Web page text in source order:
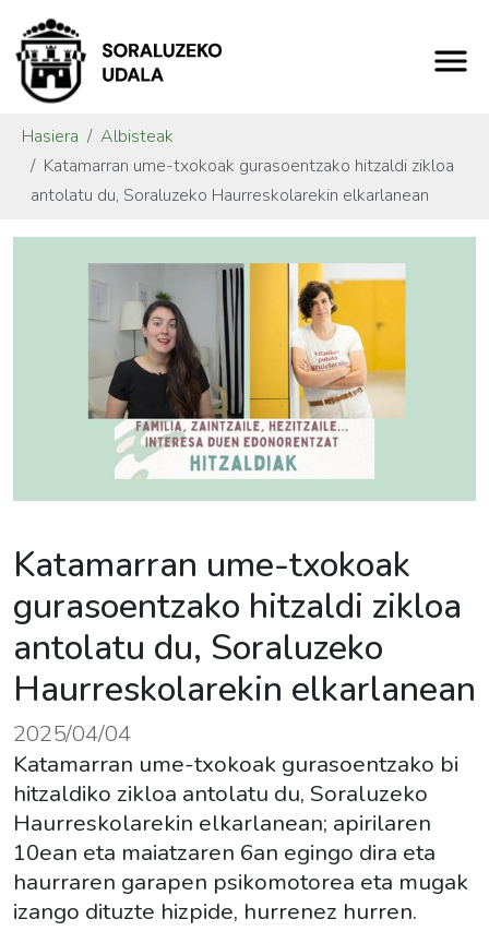
Hasiera
Albisteak
Katamarran ume-txokoak gurasoentzako hitzaldi zikloa
antolatu du, Soraluzeko Haurreskolarekin elkarlanean
Katamarran ume-txokoak
gurasoentzako hitzaldi zikloa
antolatu du, Soraluzeko
Haurreskolarekin elkarlanean
2025/04/04
Katamarran ume-txokoak gurasoentzako bi
hitzaldiko zikloa antolatu du, Soraluzeko
Haurreskolarekin elkarlanean; apirilaren
10ean eta maiatzaren 6an egingo dira eta
haurraren garapen psikomotorea eta mugak
izango dituzte hizpide, hurrenez hurren.